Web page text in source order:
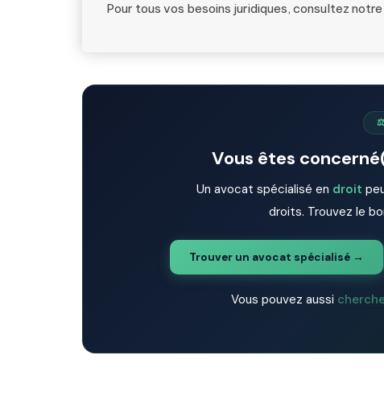
Pour tous vos besoins juridiques, consultez notre
Vous êtes
Un avocat spécialisé en droit
droits. Trouvez le
Trouver un avocat spécialisé →
Vous pouvez aussi